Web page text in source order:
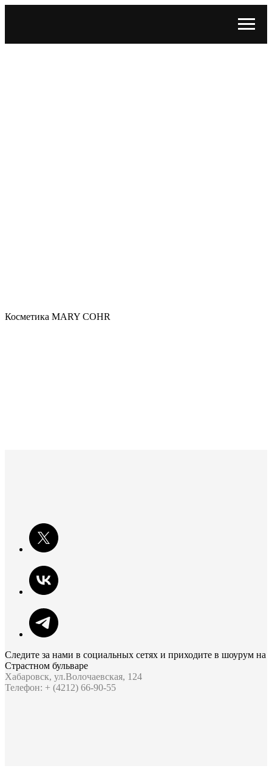
Косметика MARY COHR
Следите за нами в социальных сетях и приходите в шоурум на
Страстном бульваре
Хабаровск, ул.Волочаевская, 124
Телефон: + (4212) 66-90-55